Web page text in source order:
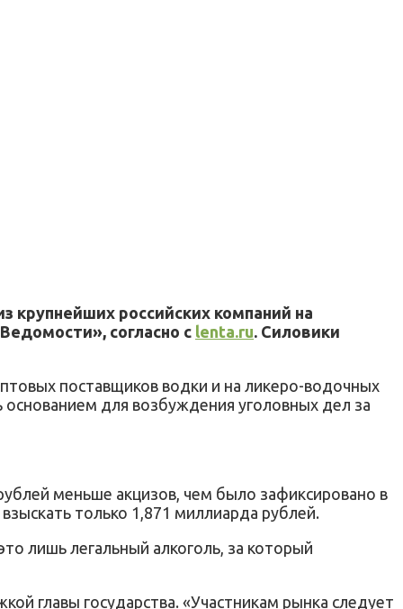
крупнейших российских компаний на
согласно с lenta.ru. Силовики
поставщиков водки и на ликеро-водочных
для возбуждения уголовных дел за
меньше акцизов, чем было зафиксировано в
только 1,871 миллиарда рублей.
лишь легальный алкоголь, за который
главы государства. «Участникам рынка следует